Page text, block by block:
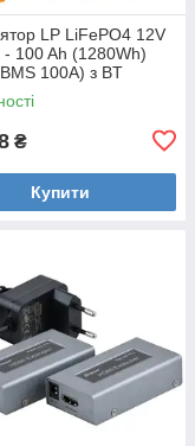
LP LiFePO4 12V
- 100 Ah (1280Wh)
100А) з BT
₴
Купити